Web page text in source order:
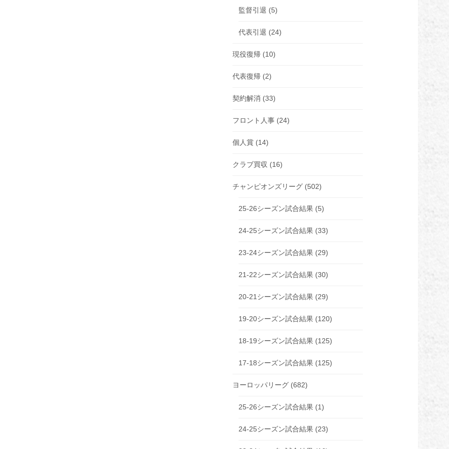
監督引退 (5)
代表引退 (24)
現役復帰 (10)
代表復帰 (2)
契約解消 (33)
フロント人事 (24)
個人賞 (14)
クラブ買収 (16)
チャンピオンズリーグ (502)
25-26シーズン試合結果 (5)
24-25シーズン試合結果 (33)
23-24シーズン試合結果 (29)
21-22シーズン試合結果 (30)
20-21シーズン試合結果 (29)
19-20シーズン試合結果 (120)
18-19シーズン試合結果 (125)
17-18シーズン試合結果 (125)
ヨーロッパリーグ (682)
25-26シーズン試合結果 (1)
24-25シーズン試合結果 (23)